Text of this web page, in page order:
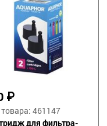
₽
461147
для фильтра-